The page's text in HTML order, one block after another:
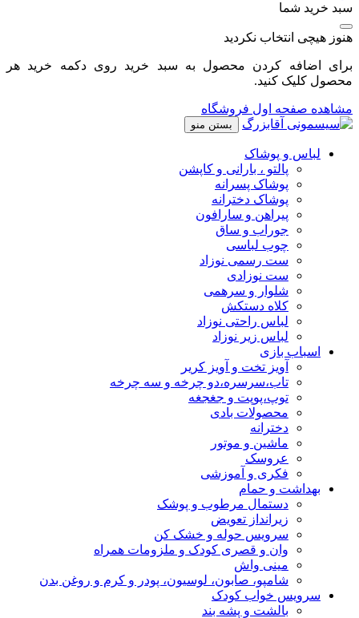
سبد خرید شما
هنوز هیچی انتخاب نکردید
برای اضافه کردن محصول به سبد خرید روی دکمه خرید هر
محصول کلیک کنید.
مشاهده صفحه اول فروشگاه
بستن منو
لباس و پوشاک
پالتو ، بارانی و کاپشن
پوشاک پسرانه
پوشاک دخترانه
پیراهن و سارافون
جوراب و ساق
چوب لباسی
ست رسمی نوزاد
ست نوزادی
شلوار و سرهمی
کلاه دستکش
لباس راحتی نوزاد
لباس زیر نوزاد
اسباب بازی
آویز تخت و آویز کریر
تاب،سرسره،دو چرخه و سه چرخه
توپ،پوپت و جغجغه
محصولات بادی
دخترانه
ماشین و موتور
عروسک
فکری و آموزشی
بهداشت و حمام
دستمال مرطوب و پوشک
زیرانداز تعویض
سرویس حوله و خشک کن
وان و قصری کودک و ملزومات همراه
مینی واش
شامپو، صابون، لوسیون، پودر و کرم و روغن بدن
سرویس خواب کودک
بالشت و پشه بند